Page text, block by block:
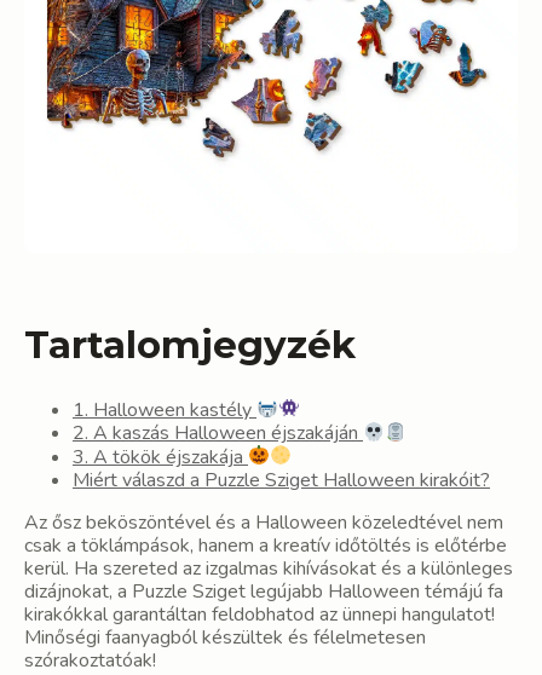
Tartalomjegyzék
1. Halloween kastély
2. A kaszás Halloween éjszakáján
3. A tökök éjszakája
Miért válaszd a Puzzle Sziget Halloween kirakóit?
Az ősz beköszöntével és a Halloween közeledtével nem
csak a töklámpások, hanem a kreatív időtöltés is előtérbe
kerül. Ha szereted az izgalmas kihívásokat és a különleges
dizájnokat, a Puzzle Sziget legújabb Halloween témájú fa
kirakókkal garantáltan feldobhatod az ünnepi hangulatot!
Minőségi faanyagból készültek és félelmetesen
szórakoztatóak!